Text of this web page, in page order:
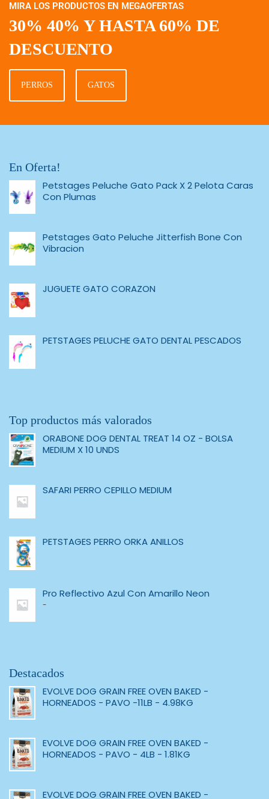
MIRA LOS PRODUCTOS EN MEGAOFERTAS
30% 40% Y HASTA 60% DE
DESCUENTO
PERROS GATOS
En Oferta!
Petstages Peluche Gato Pack X 2 Pelota Caras
Con Plumas
Petstages Gato Peluche Jitterfish Bone Con
Vibracion
JUGUETE GATO CORAZON
PETSTAGES PELUCHE GATO DENTAL PESCADOS
Top productos más valorados
ORABONE DOG DENTAL TREAT 14 OZ - BOLSA
MEDIUM X 10 UNDS
SAFARI PERRO CEPILLO MEDIUM
PETSTAGES PERRO ORKA ANILLOS
Pro Reflectivo Azul Con Amarillo Neon
-
Destacados
EVOLVE DOG GRAIN FREE OVEN BAKED -
HORNEADOS - PAVO -11LB - 4.98KG
EVOLVE DOG GRAIN FREE OVEN BAKED -
HORNEADOS - PAVO - 4LB - 1.81KG
EVOLVE DOG GRAIN FREE OVEN BAKED -